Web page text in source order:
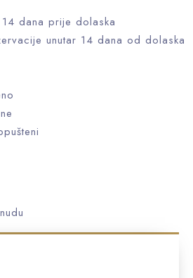
dana prije dolaska
unutar 14 dana od dolaska